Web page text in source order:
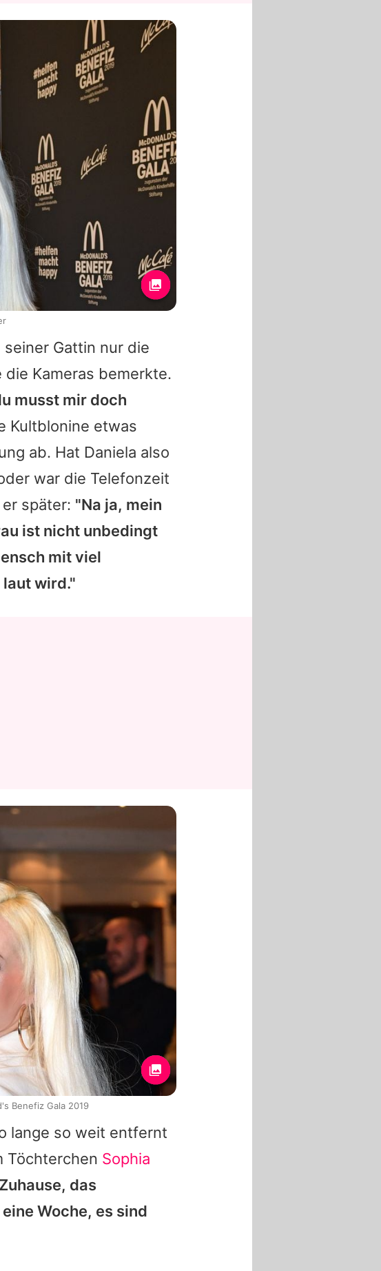
Gattin nur die
Kameras bemerkte.
musst mir doch
Kultblonine etwas
ab. Hat Daniela also
war die Telefonzeit
später: "Na ja, mein
ist nicht unbedingt
mit viel
wird."
lange so weit entfernt
Töchterchen Sophia
das
Woche, es sind
Benefiz Gala 2019